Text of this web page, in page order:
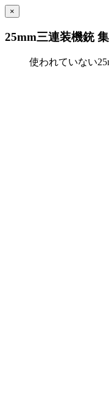
×
25mm三連装機銃
使われていない